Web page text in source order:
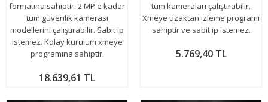
formatına sahiptir. 2 MP'e kadar
tüm güvenlik kamerası
modellerini çalıştırabilir. Sabit ip
istemez. Kolay kurulum xmeye
programına sahiptir.
18.639,61 TL
tüm kameraları çalıştırabilir.
Xmeye uzaktan izleme programı
sahiptir ve sabit ip istemez.
5.769,40 TL